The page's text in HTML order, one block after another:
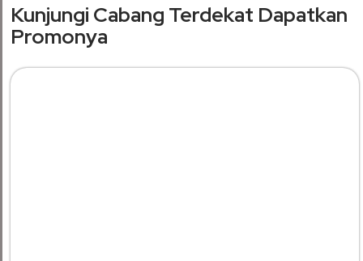
Kunjungi Cabang Terdekat Dapatkan
Promonya